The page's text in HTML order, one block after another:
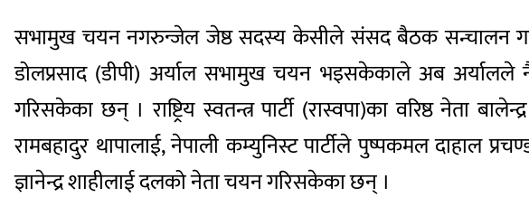
सभामुख चयन नगरुन्जेल जेष्ठ सदस्य केसीले संसद बैठक सन्चालन
डोलप्रसाद (डीपी) अर्याल सभामुख चयन भइसकेकाले अब
गरिसकेका छन् । राष्ट्रिय स्वतन्त्र पार्टी (रास्वपा)का वरिष्ठ
रामबहादुर थापालाई, नेपाली कम्युनिस्ट पार्टीले पुष्पकमल दाहाल
ज्ञानेन्द्र शाहीलाई दलको नेता चयन गरिसकेका छन् ।